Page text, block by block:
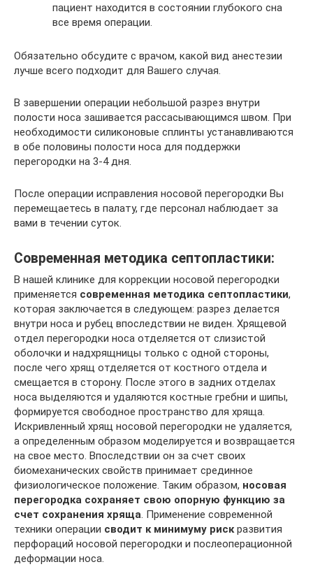
пациент находится в состоянии глубокого сна
все время операции.
Обязательно обсудите с врачом, какой вид анестезии
лучше всего подходит для Вашего случая.
В завершении операции небольшой разрез внутри
полости носа зашивается рассасывающимся швом. При
необходимости силиконовые сплинты устанавливаются
в обе половины полости носа для поддержки
перегородки на 3-4 дня.
После операции исправления носовой перегородки Вы
перемещаетесь в палату, где персонал наблюдает за
вами в течении суток.
Современная методика септопластики:
В нашей клинике для коррекции носовой перегородки
применяется современная методика септопластики,
которая заключается в следующем: разрез делается
внутри носа и рубец впоследствии не виден. Хрящевой
отдел перегородки носа отделяется от слизистой
оболочки и надхрящницы только с одной стороны,
после чего хрящ отделяется от костного отдела и
смещается в сторону. После этого в задних отделах
носа выделяются и удаляются костные гребни и шипы,
формируется свободное пространство для хряща.
Искривленный хрящ носовой перегородки не удаляется,
а определенным образом моделируется и возвращается
на свое место. Впоследствии он за счет своих
биомеханических свойств принимает срединное
физиологическое положение. Таким образом, носовая
перегородка сохраняет свою опорную функцию за
счет сохранения хряща . Применение современной
техники операции сводит к минимуму риск развития
перфораций носовой перегородки и послеоперационной
деформации носа.